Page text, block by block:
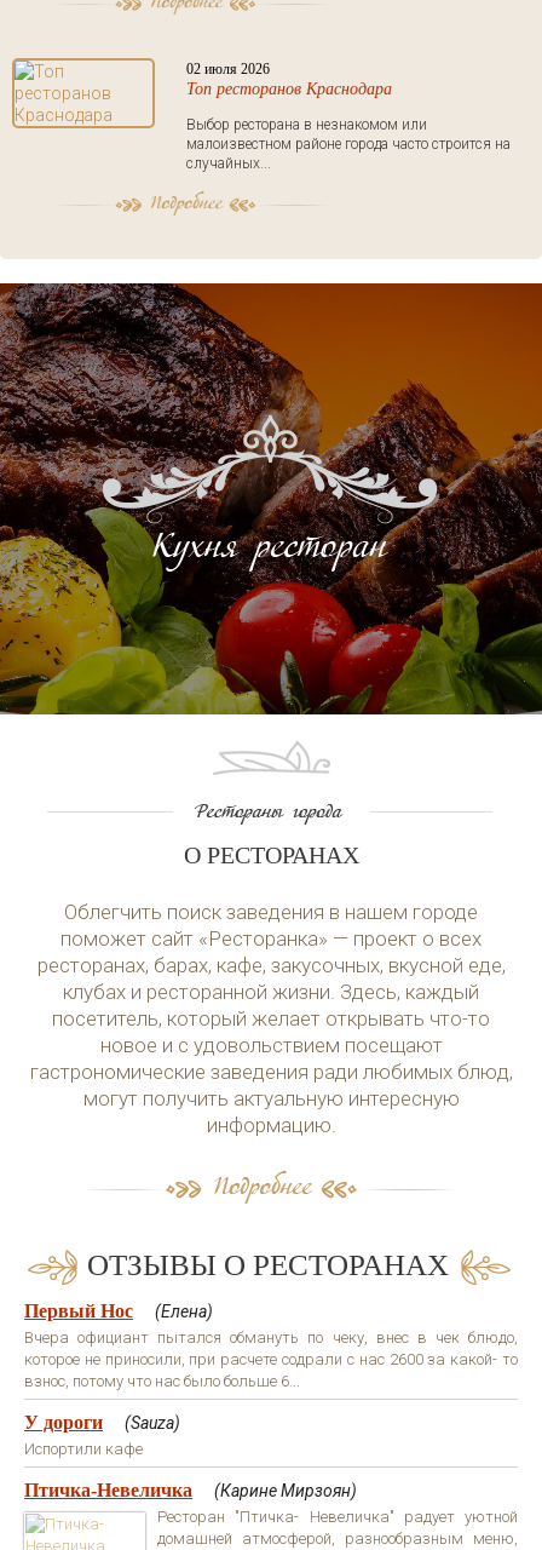
02 июля 2026
Топ ресторанов Краснодара
Выбор ресторана в незнакомом или
малоизвестном районе города часто строится на
случайных...
О РЕСТОРАНАХ
Облегчить поиск заведения в нашем городе
поможет сайт «Ресторанка» — проект о всех
ресторанах, барах, кафе, закусочных, вкусной еде,
клубах и ресторанной жизни. Здесь, каждый
посетитель, который желает открывать что-то
новое и с удовольствием посещают
гастрономические заведения ради любимых блюд,
могут получить актуальную интересную
информацию.
ОТЗЫВЫ О РЕСТОРАНАХ
Первый Нос (Елена)
Вчера официант пытался обмануть по чеку, внес в чек блюдо,
которое не приносили, при расчете содрали с нас 2600 за какой- то
взнос, потому что нас было больше 6...
У дороги (Sauza)
Испортили кафе
Птичка-Невеличка (Карине Мирзоян)
Ресторан "Птичка- Невеличка" радует уютной
домашней атмосферой, разнообразным меню,